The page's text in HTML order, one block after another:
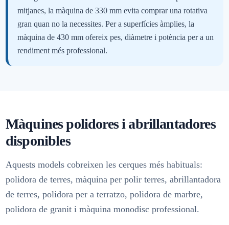
mitjanes, la màquina de 330 mm evita comprar una rotativa
gran quan no la necessites. Per a superfícies àmplies, la
màquina de 430 mm ofereix pes, diàmetre i potència per a un
rendiment més professional.
Màquines polidores i abrillantadores
disponibles
Aquests models cobreixen les cerques més habituals:
polidora de terres, màquina per polir terres, abrillantadora
de terres, polidora per a terratzo, polidora de marbre,
polidora de granit i màquina monodisc professional.